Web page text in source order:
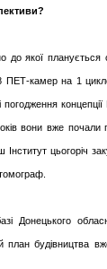
якої планується
ПЕТ-камер на 1
вони вже
цьогоріч
Донецького
план будівництва